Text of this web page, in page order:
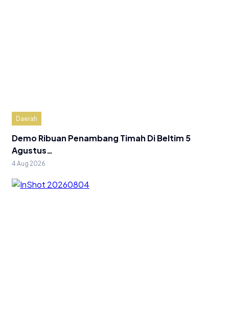
Daerah
Demo Ribuan Penambang Timah Di Beltim 5
Agustus…
4 Aug 2026